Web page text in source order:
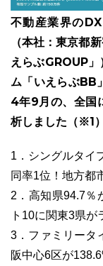
ユーザーインタ
ニュース一覧
特長
不動産業界の
（本社：東京都
えらぶGROUP
ム「いえらぶBB
4年9月の、全国
析しました（※1）
1．シングルタイ
同率1位！地方都
2．高知県94.7％
ト10に関東3県が
3．ファミリータ
阪中心6区が